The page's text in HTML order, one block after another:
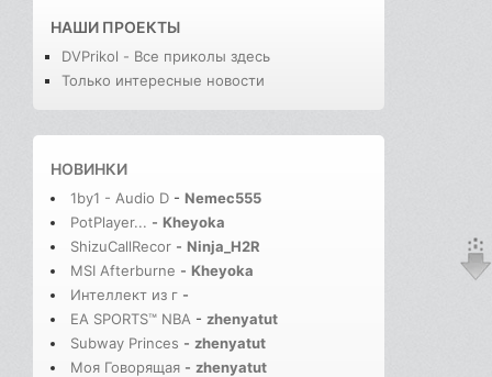
НАШИ ПРОЕКТЫ
DVPrikol - Все приколы здесь
Только интересные новости
НОВИНКИ
1by1 - Audio D - Nemec555
PotPlayer... - Kheyoka
ShizuCallRecor - Ninja_H2R
MSI Afterburne - Kheyoka
Интеллект из г -
EA SPORTS™ NBA - zhenyatut
Subway Princes - zhenyatut
Моя Говорящая - zhenyatut